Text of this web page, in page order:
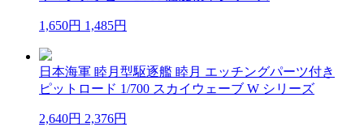
1,650円 1,485円
日本海軍 睦月型駆逐艦 睦月 エッチングパーツ付き
ピットロード 1/700 スカイウェーブ W シリーズ
2,640円 2,376円